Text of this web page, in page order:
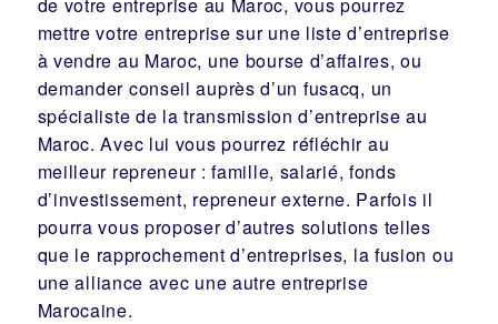
mettre votre entreprise sur une liste d’entreprise
à vendre au Maroc, une bourse d’affaires, ou
demander conseil auprès d’un fusacq, un
spécialiste de latransmission d’entreprise au
Maroc. Avec lui vous pourrez réfléchir au
meilleur repreneur:famille, salarié, fonds
d’investissement, repreneur externe. Parfois il
pourra vous proposer d’autres solutions telles
que le rapprochement d’entreprises, la fusion ou
unealliance avec une autre entreprise
Marocaine.